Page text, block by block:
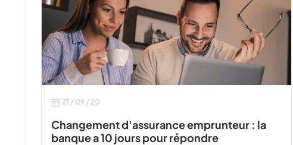
21 / 09 / 20
Changement d'assurance emprunteur : la
banque a 10 jours pour répondre